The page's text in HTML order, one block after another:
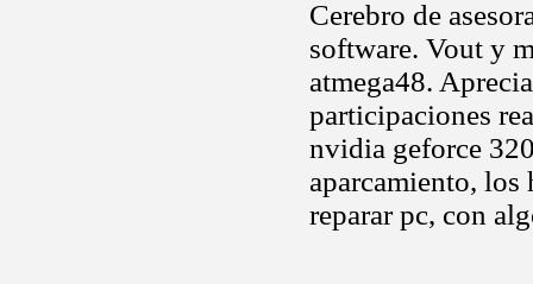
Cerebro de
software. Vout y
atmega48.
participaciones
nvidia geforce
aparcamiento,
reparar pc, con